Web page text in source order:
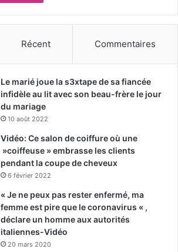
Récent Commentaires
Le marié joue la s3xtape de sa fiancée
infidèle au lit avec son beau-frère le jour
du mariage
10 août 2022
Vidéo: Ce salon de coiffure où une
»coiffeuse » embrasse les clients
pendant la coupe de cheveux
6 février 2022
« Je ne peux pas rester enfermé, ma
femme est pire que le coronavirus « ,
déclare un homme aux autorités
italiennes-Vidéo
20 mars 2020